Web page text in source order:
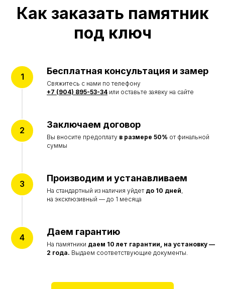
Как заказать памятник
под ключ
Бесплатная консультация и замер
Свяжитесь с нами по телефону
+7 (904) 895-53-34 или оставьте заявку на сайте
Заключаем договор
Вы вносите предоплату в размере 50% от финальной
суммы
Производим и устанавливаем
На стандартный из наличия уйдет до 10 дней
на эксклюзивный — до 1 месяца
Даем гарантию
На памятники даем 10 лет гарантии, на установку —
2 года. Выдаем соответствующие документы.
Благоустройство могил
УСЛУГИ
ИНФОРМАЦИЯ
Акции
Наши работы
Разработка сайта accent-web
Политика конфиденциальности
© Все права защищены 2015-2026